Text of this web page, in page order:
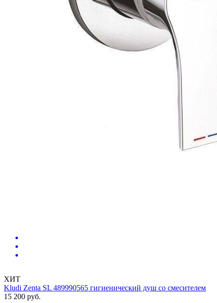
ХИТ
Kludi Zenta SL 489990565 гигиенический душ со смесителем
15 200 руб.